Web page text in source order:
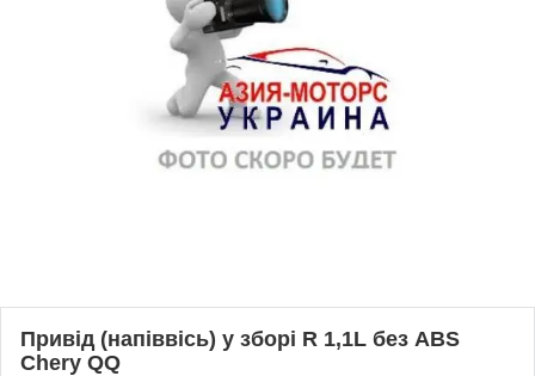
Привід (напіввісь) у зборі R 1,1L без ABS
Chery QQ